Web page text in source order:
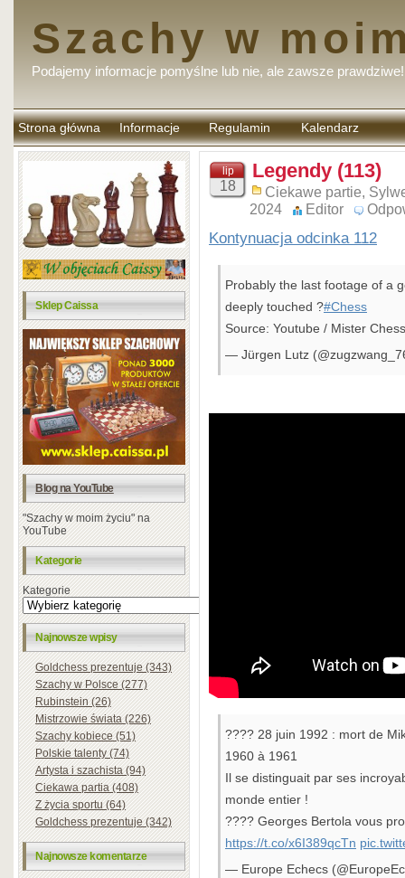
Szachy w
Podajemy informacje pomyślne lub nie, ale zawsze prawdziwe!
Strona główna Informacje Regulamin
komentarzy
Kalendarz
Sklep Caissa
Blog na YouTube
"Szachy w moim życiu" na
YouTube
Kategorie
Kategorie
Najnowsze wpisy
Goldchess prezentuje (343)
Szachy w Polsce (277)
Rubinstein (26)
Mistrzowie świata (226)
Szachy kobiece (51)
Polskie talenty (74)
Artysta i szachista (94)
Ciekawa partia (408)
Z życia sportu (64)
Goldchess prezentuje (342)
Najnowsze komentarze
lip
18
Legendy (113)
Ciekawe partie,
2024
Editor
Kontynuacja odcinka 112
Probably the last footage of a
deeply touched ?#Chess
Source: Youtube / Mister
— Jürgen Lutz
???? 28 juin 1992 : mort de
1960 à 1961
Il se distinguait par ses
monde entier !
???? Georges Bertola vous
https://t.co/x6I389qcTn
— Europe Echecs